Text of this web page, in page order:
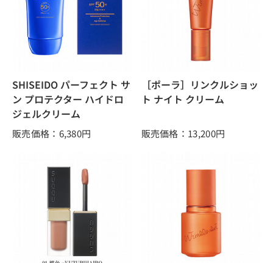
SHISEIDO パーフェクト サ
ン プロテクター ハイドロ
ジェルクリーム
販売価格：6,380円
［ポーラ］リンクルショッ
ト ナイト クリーム
販売価格：13,200円